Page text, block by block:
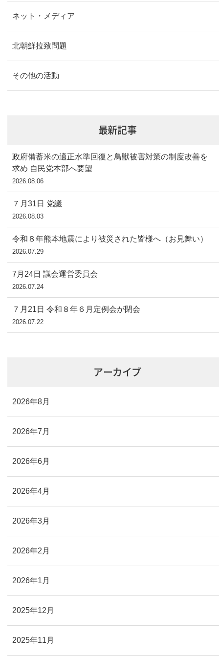
ネット・メディア
北朝鮮拉致問題
その他の活動
最新記事
政府備蓄米の適正水準回復と鳥獣被害対策の制度改善を
求め 自民党本部へ要望
2026.08.06
７月31日 党議
2026.08.03
令和８年熊本地震により被災された皆様へ（お見舞い）
2026.07.29
7月24日 議会運営委員会
2026.07.24
７月21日 令和８年６月定例会が閉会
2026.07.22
アーカイブ
2026年8月
2026年7月
2026年6月
2026年4月
2026年3月
2026年2月
2026年1月
2025年12月
2025年11月